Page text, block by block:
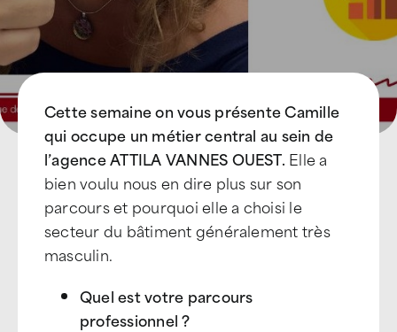
Cette semaine on vous présente Camille
qui occupe un métier central au sein de
l’agence ATTILA VANNES OUEST. Elle a
bien voulu nous en dire plus sur son
parcours et pourquoi elle a choisi le
secteur du bâtiment généralement très
masculin.
Quel est votre parcours
professionnel ?